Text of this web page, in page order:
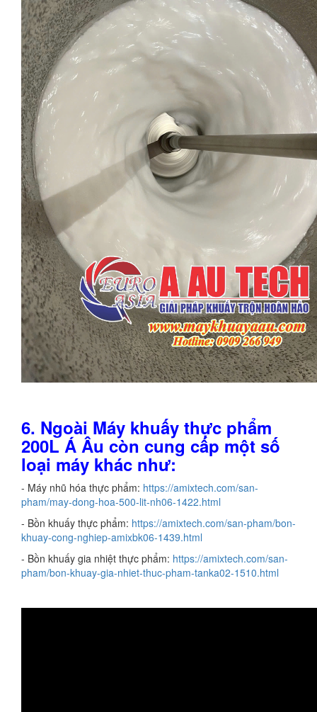
6. Ngoài Máy khuấy thực phẩm
200L Á Âu còn cung cấp một số
loại máy khác như:
- Máy nhũ hóa thực phẩm: https://amixtech.com/san-
pham/may-dong-hoa-500-lit-nh06-1422.html
- Bồn khuấy thực phẩm: https://amixtech.com/san-pham/bon-
khuay-cong-nghiep-amixbk06-1439.html
- Bồn khuấy gia nhiệt thực phẩm: https://amixtech.com/san-
pham/bon-khuay-gia-nhiet-thuc-pham-tanka02-1510.html